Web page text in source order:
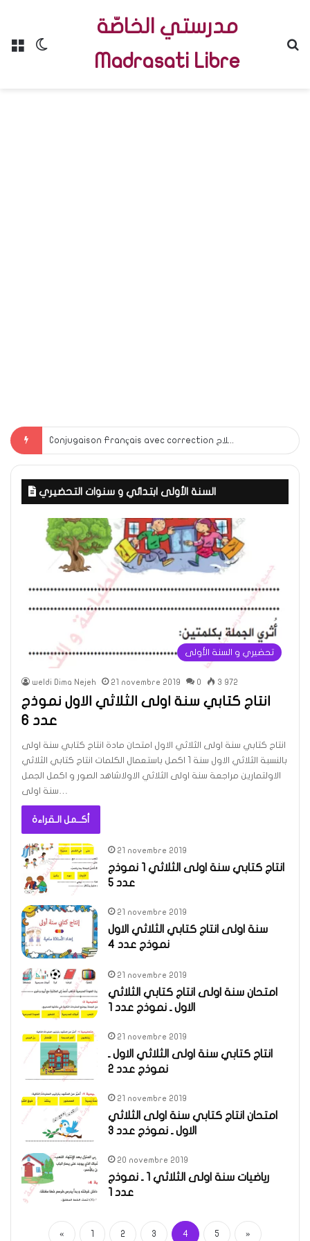
Menu
مدرستي الخاصّة
Madrasati Libre
Conjugaison Français avec correction لغة فرنسية مع الاصلاح
السنة الأولى ابتدائي و سنوات التحضيري
تحضيري و السنة الأولى
weldi Dima Nejeh 21 novembre 2019 0 3 972
انتاج كتابي سنة اولى الثلاثي الاول نموذج
عدد 6
انتاج كتابي سنة اولى الثلاثي الاول امتحان مادة انتاج كتابي سنة اولى
بالنسبة الثلاثي الاول سنة 1 اكمل باستعمال الكلمات انتاج كتابي الثلاثي
الاولتمارين مراجعة سنة اولى الثلاثي الاولاشاهد الصور و اكمل الجمل
سنة اولى…
أكــمل الـقراءة
21 novembre 2019
انتاج كتابي سنة اولى الثلاثي 1 نموذج
عدد 5
21 novembre 2019
سنة اولى انتاج كتابي الثلاثي الاول
نموذج عدد 4
21 novembre 2019
امتحان سنة اولى انتاج كتابي الثلاثي
الاول ـ نموذج عدد 1
21 novembre 2019
انتاج كتابي سنة اولى الثلاثي الاول ـ
نموذج عدد 2
21 novembre 2019
امتحان انتاج كتابي سنة اولى الثلاثي
الاول ـ نموذج عدد 3
20 novembre 2019
رياضيات سنة اولى الثلاثي 1 ـ نموذج
عدد 1
« 1 2 3 4 5 »